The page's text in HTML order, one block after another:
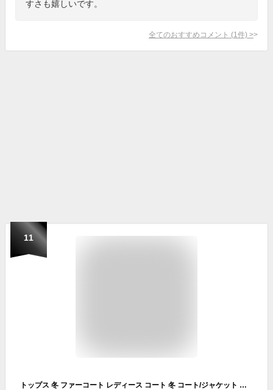
すさも嬉しいです。
全てのおすすめコメント (1 件) >
11
トップス 冬 ファーコート レディース コート 冬 コート/ジャケット きれいめ カジュアル フード付き フェイクファー アウター ロングコート ジャケット レディース カジュアル もこもこ ふわふわ 暖かい 秋冬 韓国風 おしゃれ 通勤 防寒